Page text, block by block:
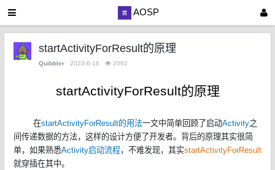
AOSP
startActivityForResult的原理
Quibbler 2023-6-16 2062
startActivityForResult的原理
在startActivityForResult的用法一文中简单回顾了启动Activity之
间传递数据的方法，这样的设计方便了开发者。背后的原理其实很简
单，如果熟悉Activity启动流程，不难发现，其实startActivityForResult
就穿插在其中。